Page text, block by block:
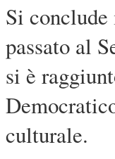
Si
passato al
si è
culturale.